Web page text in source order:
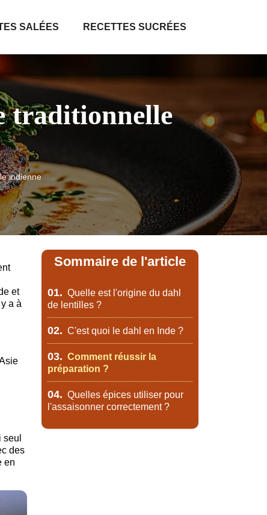
SALÉES RECETTES SUCRÉES
traditionnelle
indienne
et
a à
des
en
Sommaire de l'article
01. Quelle est l'origine du dahl
de lentilles ?
02. C'est quoi le dahl en Inde ?
03. Comment réussir la
préparation ?
04. Quelles épices utiliser pour
l'assaisonner correctement ?